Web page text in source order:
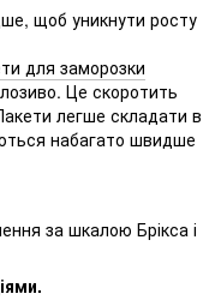
щоб уникнути росту
для заморозки
Це скоротить
легше складати в
набагато швидше
за шкалою Брікса і